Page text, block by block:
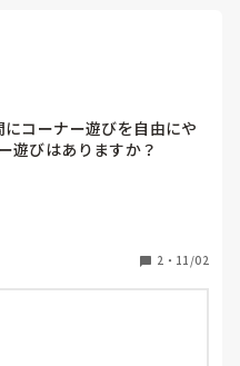
コーナー遊びを自由にや
遊びはありますか？
クがマンネリしています。
2 ・ 11/02